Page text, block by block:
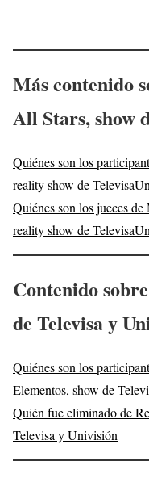
Más contenido
All Stars, show
Quiénes son los
reality show de
Quiénes son los jueces
reality show de
Contenido
de Televisa y
Quiénes son los
Elementos, show de
Quién fue eliminado de
Televisa y Univisión